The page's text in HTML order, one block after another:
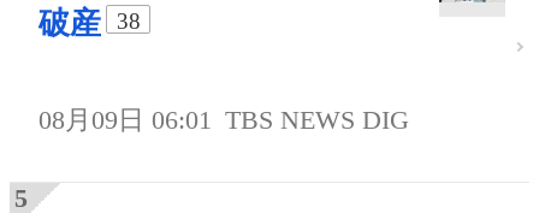
破産
38
08月09日 06:01 TBS NEWS DIG